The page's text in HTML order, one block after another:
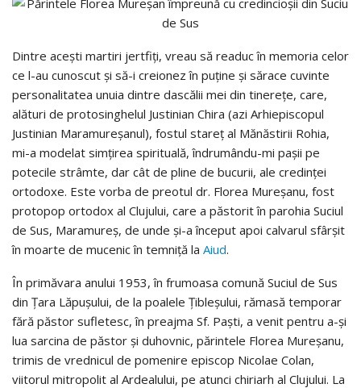
Dintre aceşti martiri jertfiţi, vreau să readuc în memoria celor
ce l-au cunoscut şi să-i creionez în puţine şi sărace cuvinte
personalitatea unuia dintre dascălii mei din tinereţe, care,
alături de protosinghelul Justinian Chira (azi Arhiepiscopul
Justinian Maramureşanul), fostul stareţ al Mănăstirii Rohia,
mi-a modelat simţirea spirituală, îndrumându-mi paşii pe
potecile strâmte, dar cât de pline de bucurii, ale credinţei
ortodoxe. Este vorba de preotul dr. Florea Mureşanu, fost
protopop ortodox al Clujului, care a păstorit în parohia Suciul
de Sus, Maramureş, de unde şi-a început apoi calvarul sfârşit
în moarte de mucenic în temniţă la Aiud.
În primăvara anului 1953, în frumoasa comună Suciul de Sus
din Ţara Lăpuşului, de la poalele Ţibleşului, rămasă temporar
fără păstor sufletesc, în preajma Sf. Paşti, a venit pentru a-şi
lua sarcina de păstor şi duhovnic, părintele Florea Mureşanu,
trimis de vrednicul de pomenire episcop Nicolae Colan,
viitorul mitropolit al Ardealului, pe atunci chiriarh al Clujului. La